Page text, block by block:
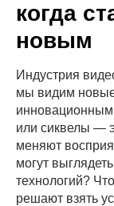
когда
новым
Индустрия
мы видим
или сиквелы —
меняют
могут
технологий?
решают взять